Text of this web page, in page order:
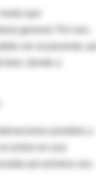
general. Por eso,
ver al paciente; por
tiende a
entrar en una